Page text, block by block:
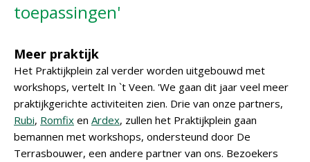
toepassingen'
Meer praktijk
Het Praktijkplein zal verder worden uitgebouwd met
workshops, vertelt In `t Veen. 'We gaan dit jaar veel meer
praktijkgerichte activiteiten zien. Drie van onze partners,
Rubi, Romfix en Ardex, zullen het Praktijkplein gaan
bemannen met workshops, ondersteund door De
Terrasbouwer, een andere partner van ons. Bezoekers